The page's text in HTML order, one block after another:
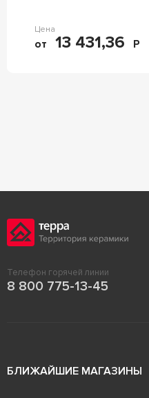
Цена
от 13 431,36 Р
Телефон горячей линии
8 800 775-13-45
БЛИЖАЙШИЕ МАГАЗИНЫ